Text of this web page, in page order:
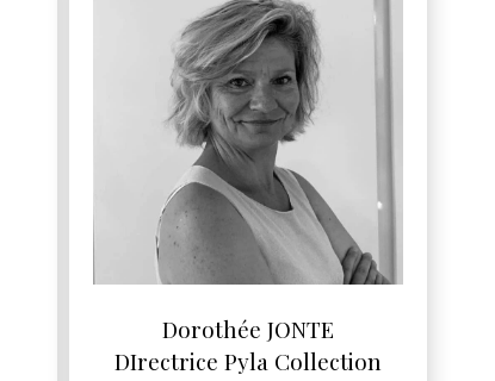
Dorothée JONTE
DIrectrice Pyla Collection